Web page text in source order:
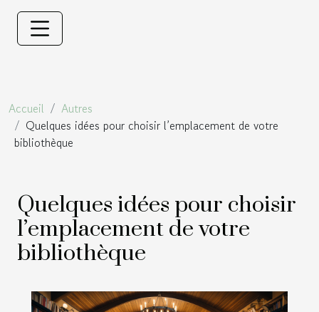
Accueil
Autres
Quelques idées pour choisir l’emplacement de votre
bibliothèque
Quelques idées pour choisir
l’emplacement de votre
bibliothèque